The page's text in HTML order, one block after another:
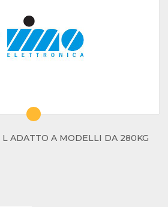
L ADATTO A MODELLI DA 280KG